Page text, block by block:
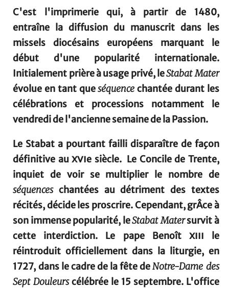
C'est l'imprimerie qui, à partir de 1480,
entraîne la diffusion du manuscrit dans les
missels diocésains européens marquant le
début d'une popularité internationale.
Initialement prière à usage privé, leStabat Mater
évolue en tant queséquence chantée durant les
célébrations et processions notamment le
vendredi de l'ancienne semaine de la Passion.
Le Stabat a pourtant failli disparaître de façon
définitive auxvie siècle. Le Concile de Trente,
inquiet de voir se multiplier le nombre de
séquenceschantées au détriment des textes
récités, décide les proscrire. Cependant, grÂce à
son immense popularité, leStabat Matersurvit à
cette interdiction. Le pape Benoîtxiii le
réintroduit officiellement dans la liturgie, en
1727, dans le cadre de la fête deNotre-Dame des
Sept Douleurscélébrée le 15 septembre. L'office